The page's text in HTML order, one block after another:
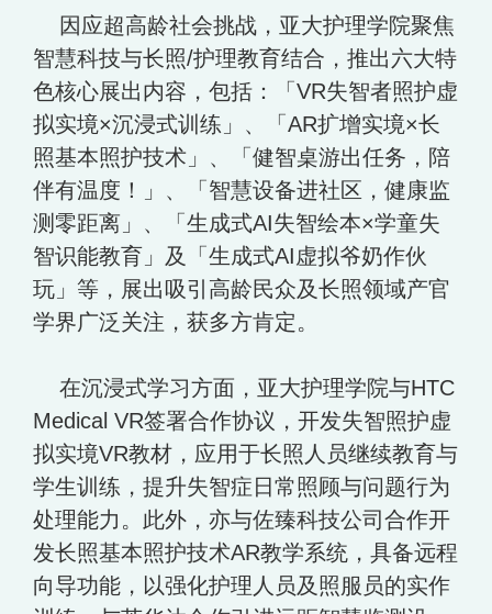
因应超高龄社会挑战，亚大护理学院聚焦
智慧科技与长照/护理教育结合，推出六大特
色核心展出内容，包括：「VR失智者照护虚
拟实境×沉浸式训练」、「AR扩增实境×长
照基本照护技术」、「健智桌游出任务，陪
伴有温度！」、「智慧设备进社区，健康监
测零距离」、「生成式AI失智绘本×学童失
智识能教育」及「生成式AI虚拟爷奶作伙
玩」等，展出吸引高龄民众及长照领域产官
学界广泛关注，获多方肯定。
在沉浸式学习方面，亚大护理学院与HTC
Medical VR签署合作协议，开发失智照护虚
拟实境VR教材，应用于长照人员继续教育与
学生训练，提升失智症日常照顾与问题行为
处理能力。此外，亦与佐臻科技公司合作开
发长照基本照护技术AR教学系统，具备远程
向导功能，以强化护理人员及照服员的实作